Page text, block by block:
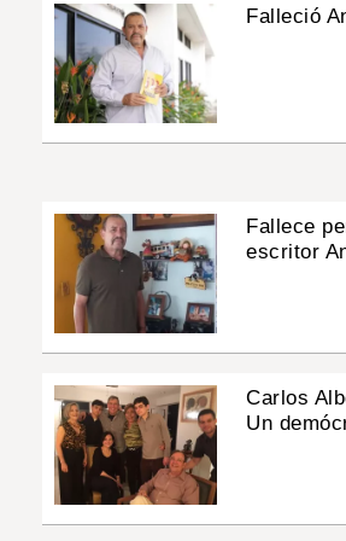
Falleció
Fallece
escritor
Carlos
Un